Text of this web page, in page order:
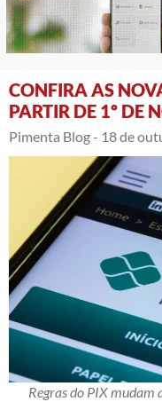
CONFIRA AS
PARTIR DE 1º DE
Pimenta Blog - 18 de
Regras do PIX mudam